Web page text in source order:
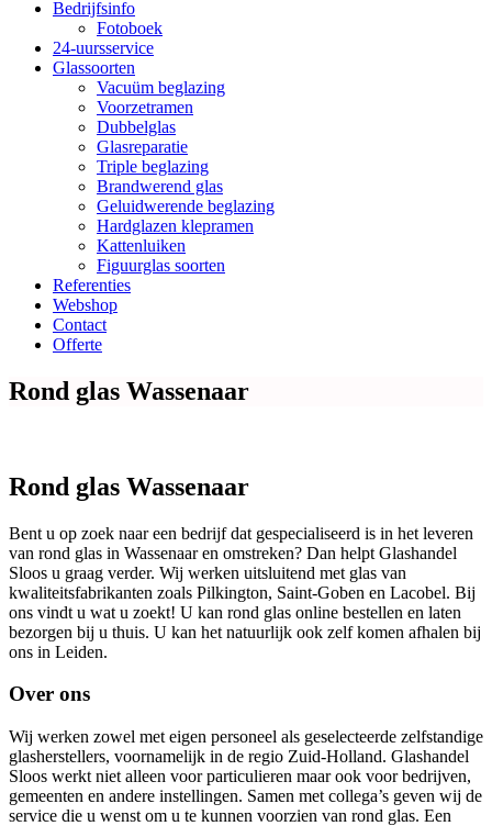
Bedrijfsinfo
Fotoboek
24-uursservice
Glassoorten
Vacuüm beglazing
Voorzetramen
Dubbelglas
Glasreparatie
Triple beglazing
Brandwerend glas
Geluidwerende beglazing
Hardglazen klepramen
Kattenluiken
Figuurglas soorten
Referenties
Webshop
Contact
Offerte
Rond glas Wassenaar
Rond glas Wassenaar
Bent u op zoek naar een bedrijf dat gespecialiseerd is in het leveren
van rond glas in Wassenaar en omstreken? Dan helpt Glashandel
Sloos u graag verder. Wij werken uitsluitend met glas van
kwaliteitsfabrikanten zoals Pilkington, Saint-Goben en Lacobel. Bij
ons vindt u wat u zoekt! U kan rond glas online bestellen en laten
bezorgen bij u thuis. U kan het natuurlijk ook zelf komen afhalen bij
ons in Leiden.
Over ons
Wij werken zowel met eigen personeel als geselecteerde zelfstandige
glasherstellers, voornamelijk in de regio Zuid-Holland. Glashandel
Sloos werkt niet alleen voor particulieren maar ook voor bedrijven,
gemeenten en andere instellingen. Samen met collega’s geven wij de
service die u wenst om u te kunnen voorzien van rond glas. Een